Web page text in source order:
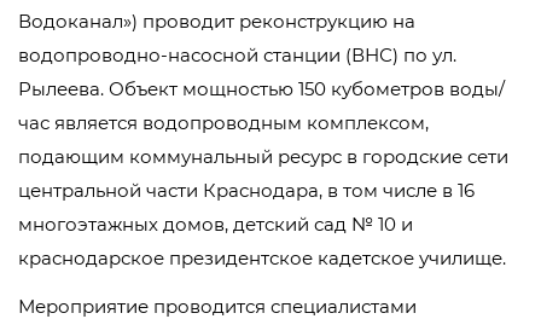
Водоканал») проводит реконструкцию на
водопроводно-насосной станции (ВНС) по ул.
Рылеева. Объект мощностью 150 кубометров воды/
час является водопроводным комплексом,
подающим коммунальный ресурс в городские сети
центральной части Краснодара, в том числе в 16
многоэтажных домов, детский сад № 10 и
краснодарское президентское кадетское училище.
Мероприятие проводится специалистами